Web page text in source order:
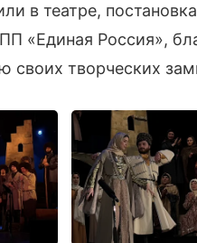
в театре,
«Единая Россия»,
своих творческих